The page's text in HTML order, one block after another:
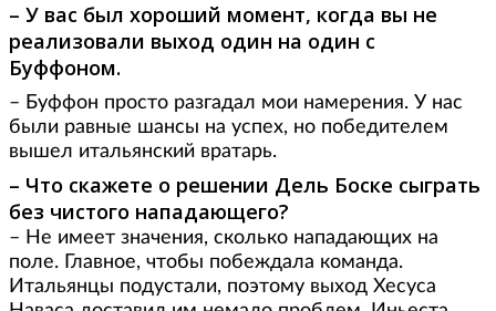
– У вас был хороший момент, когда вы не
реализовали выход один на один с
Буффоном.
– Буффон просто разгадал мои намерения. У нас
были равные шансы на успех, но победителем
вышел итальянский вратарь.
– Что скажете о решении Дель Боске сыграть
без чистого нападающего?
– Не имеет значения, сколько нападающих на
поле. Главное, чтобы побеждала команда.
Итальянцы подустали, поэтому выход Хесуса